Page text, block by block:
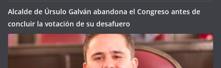
Alcalde de Úrsulo Galván abandona el Congreso antes de
concluir la votación de su desafuero